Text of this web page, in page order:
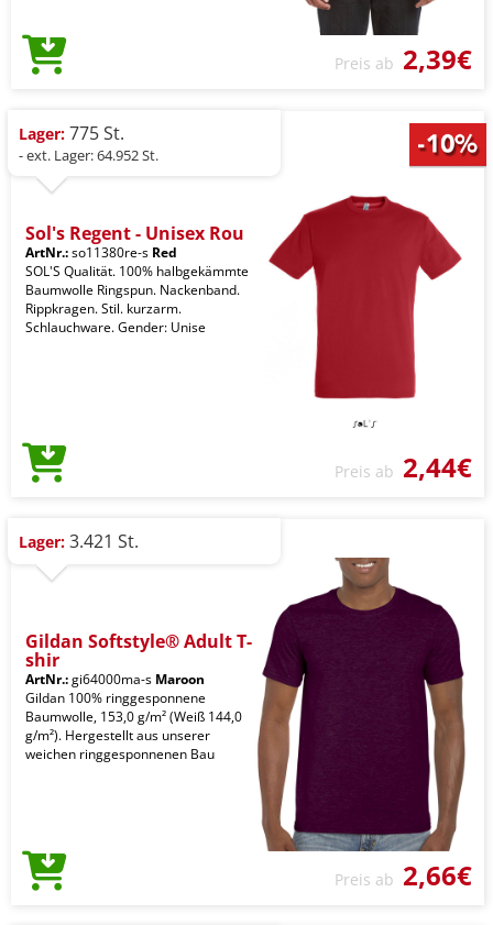
Preis ab 2,39€
Lager: 775 St.
- ext. Lager: 64.952 St.
Sol's Regent - Unisex Rou
ArtNr.:so11380re-s Red
SOL'S Qualität. 100% halbgekämmte
Baumwolle Ringspun. Nackenband.
Rippkragen. Stil. kurzarm.
Schlauchware. Gender: Unise
Preis ab 2,44€
Lager: 3.421 St.
Gildan Softstyle® Adult T-
shir
ArtNr.:gi64000ma-s Maroon
Gildan 100% ringgesponnene
Baumwolle, 153,0 g/m² (Weiß 144,0
g/m²). Hergestellt aus unserer
weichen ringgesponnenen Bau
Preis ab 2,66€